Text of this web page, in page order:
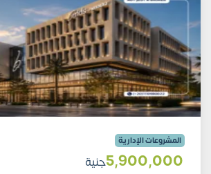
المشروعات الإدارية
5٬900٬000جنية